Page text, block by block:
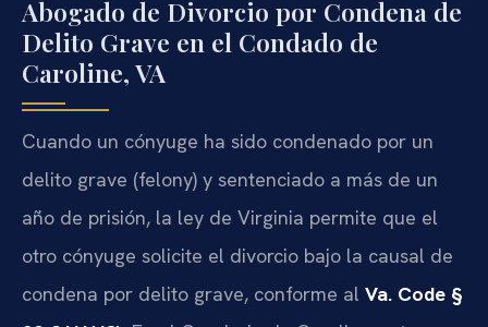
Abogado de Divorcio por Condena de
Delito Grave en el Condado de
Caroline, VA
Cuando un cónyuge ha sido condenado por un
delito grave (felony) y sentenciado a más de un
año de prisión, la ley de Virginia permite que el
otro cónyuge solicite el divorcio bajo la causal de
condena por delito grave, conforme al Va. Code §